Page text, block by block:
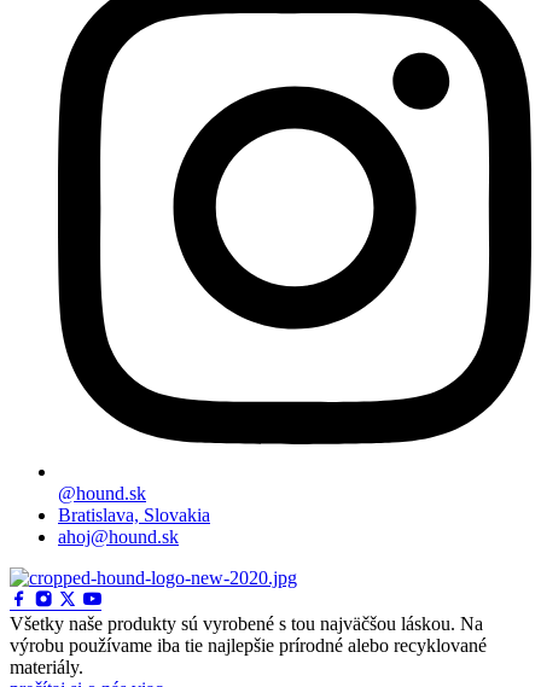
@hound.sk
Bratislava, Slovakia
ahoj@hound.sk
Všetky naše produkty sú vyrobené s tou najväčšou láskou. Na
výrobu používame iba tie najlepšie prírodné alebo recyklované
materiály.